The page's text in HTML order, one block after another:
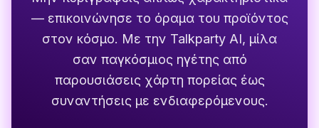
— επικοινώνησε το όραμα του προϊόντος
στον κόσμο. Με την Talkparty AI, μίλα
σαν παγκόσμιος ηγέτης από
παρουσιάσεις χάρτη πορείας έως
συναντήσεις με ενδιαφερόμενους.